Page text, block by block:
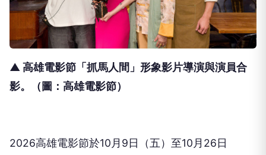
▲ 高雄電影節「抓馬人間」形象影片導演與演員合
影。（圖：高雄電影節）
2026高雄電影節於10月9日（五）至10月26日